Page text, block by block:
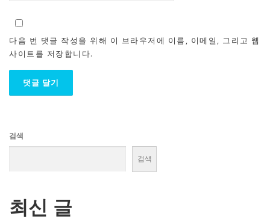
다음 번 댓글 작성을 위해 이 브라우저에 이름, 이메일, 그리고 웹
사이트를 저장합니다.
검색
검색
최신 글